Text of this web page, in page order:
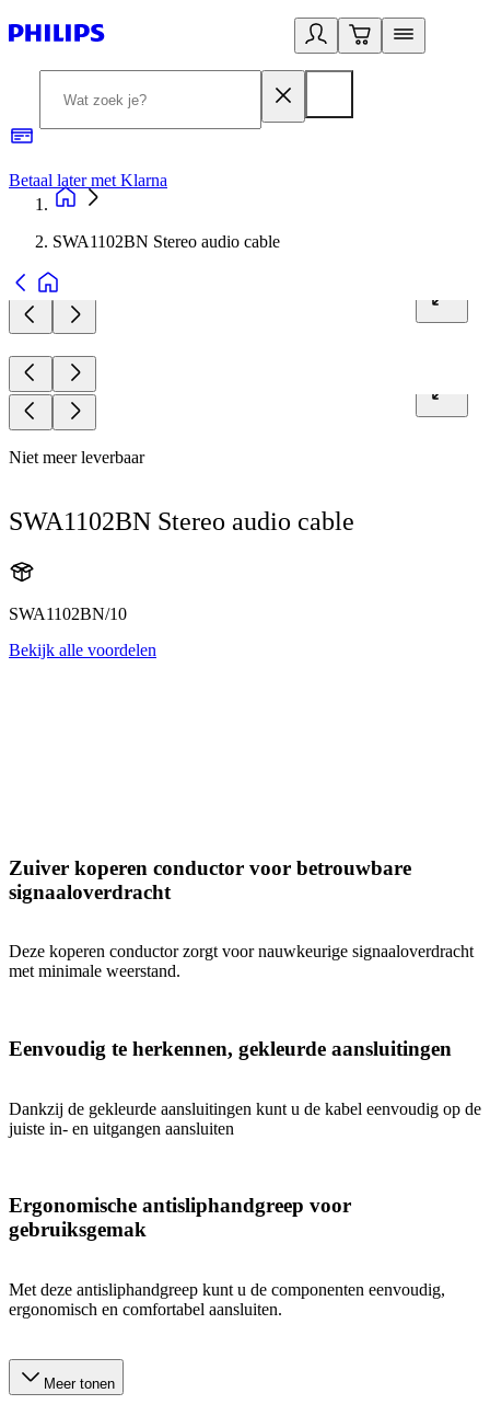
Betaal later met Klarna
SWA1102BN Stereo audio cable
Niet meer leverbaar
SWA1102BN Stereo audio cable
SWA1102BN/10
Bekijk alle voordelen
Zuiver koperen conductor voor betrouwbare
signaaloverdracht
Deze koperen conductor zorgt voor nauwkeurige signaaloverdracht
met minimale weerstand.
Eenvoudig te herkennen, gekleurde aansluitingen
Dankzij de gekleurde aansluitingen kunt u de kabel eenvoudig op de
juiste in- en uitgangen aansluiten
Ergonomische antisliphandgreep voor
gebruiksgemak
Met deze antisliphandgreep kunt u de componenten eenvoudig,
ergonomisch en comfortabel aansluiten.
Meer tonen